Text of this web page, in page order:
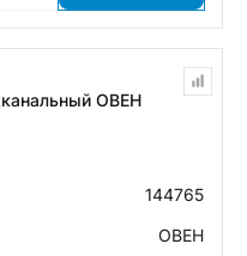
ОВЕН
144765
ОВЕН